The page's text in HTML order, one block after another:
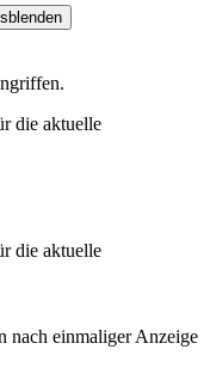
die aktuelle
die aktuelle
nach einmaliger Anzeige